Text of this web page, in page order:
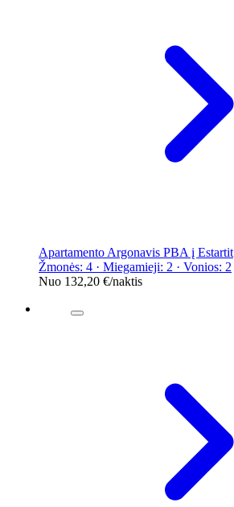
Apartamento Argonavis PBA į Estartit
Žmonės: 4 · Miegamieji: 2 · Vonios: 2
Nuo 132,20 €/naktis